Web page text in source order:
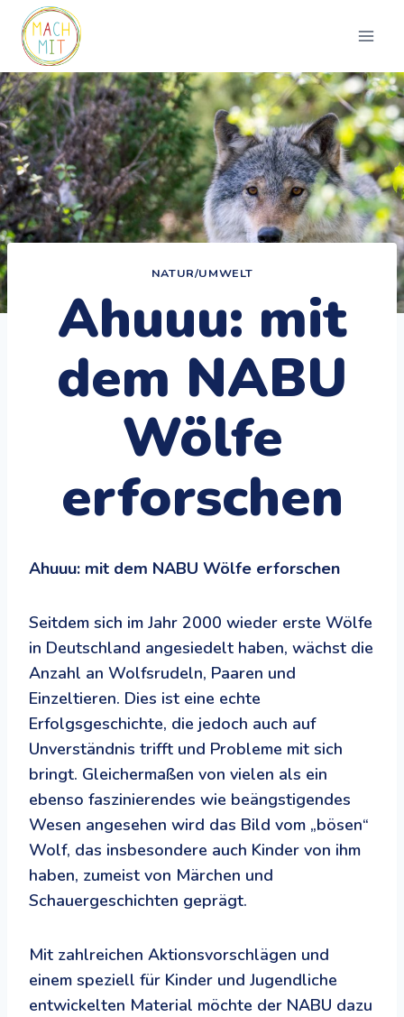
Zum
Inhalt
springen
NATUR/UMWELT
Ahuuu: mit
dem NABU
Wölfe
erforschen
Ahuuu: mit dem NABU Wölfe erforschen
Seitdem sich im Jahr 2000 wieder erste Wölfe
in Deutschland angesiedelt haben, wächst die
Anzahl an Wolfsrudeln, Paaren und
Einzeltieren. Dies ist eine echte
Erfolgsgeschichte, die jedoch auch auf
Unverständnis trifft und Probleme mit sich
bringt. Gleichermaßen von vielen als ein
ebenso faszinierendes wie beängstigendes
Wesen angesehen wird das Bild vom „bösen“
Wolf, das insbesondere auch Kinder von ihm
haben, zumeist von Märchen und
Schauergeschichten geprägt.
Mit zahlreichen Aktionsvorschlägen und
einem speziell für Kinder und Jugendliche
entwickelten Material möchte der NABU dazu